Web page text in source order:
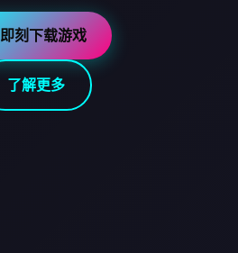
即刻下载游戏
了解更多